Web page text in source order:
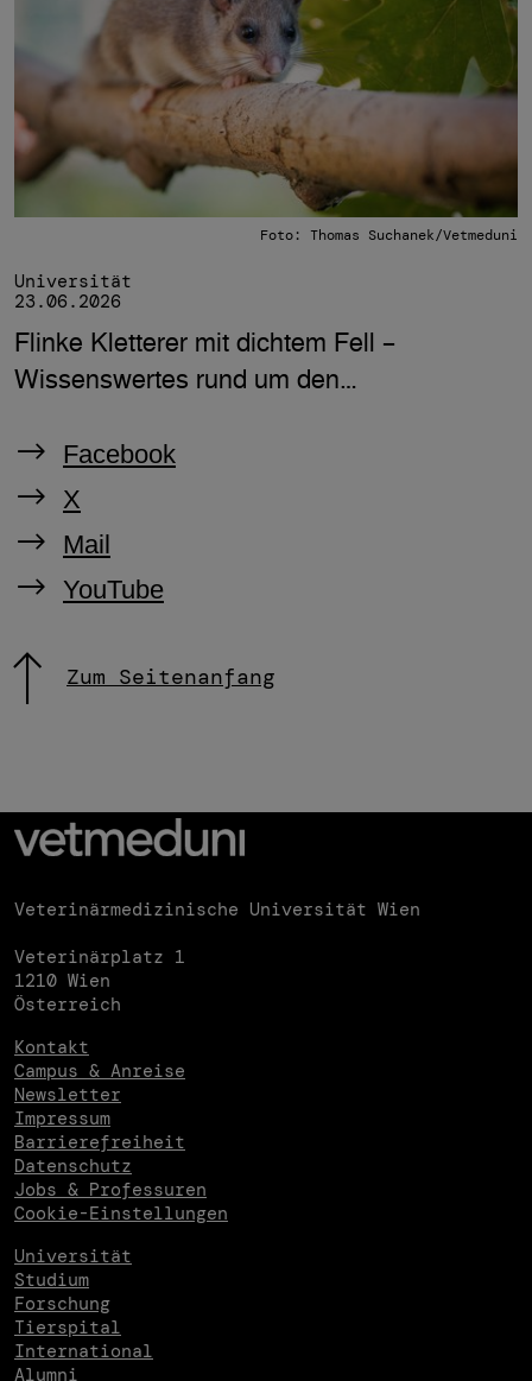
Foto: Thomas Suchanek/Vetmeduni
Universität
23.06.2026
Flinke Kletterer mit dichtem Fell –
Wissenswertes rund um den
Facebook
X
Mail
YouTube
Zum Seitenanfang
Veterinärmedizinische Universität Wien
Veterinärplatz 1
1210 Wien
Österreich
Kontakt
Campus & Anreise
Newsletter
Impressum
Barrierefreiheit
Datenschutz
Jobs & Professuren
Cookie-Einstellungen
Universität
Studium
Forschung
Tierspital
International
Alumni